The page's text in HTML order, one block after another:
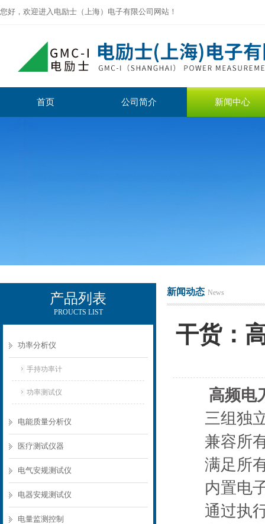
您好，欢迎进入电励士（上海）电子有限公司网站！
首页 公司简介 新闻中心
产品列表
PROUCTS LIST
功率分析仪
手持功率计
功率测试仪
电能质量分析仪
医疗测试仪器
电气安规测试仪
电器安规测试仪
电量监测控制
新闻动态 News
干货：
高频电
三组独立
兼容所有
满足所有
内置电子
通过执行